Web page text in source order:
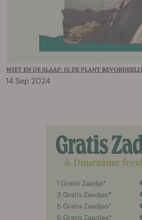
WIET EN DE SLAAP: IS DE PLANT
14 Sep 2024